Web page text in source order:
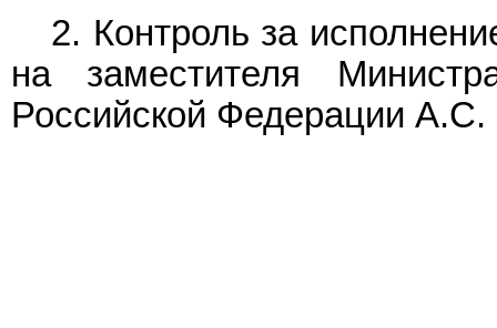
2. Контроль за
на заместителя
Российской Федерации